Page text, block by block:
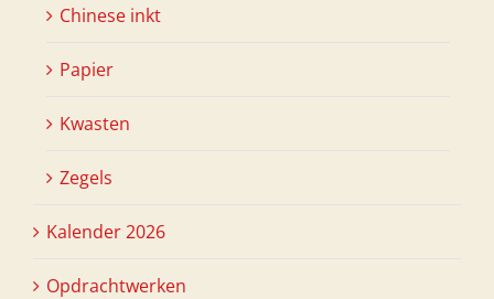
Chinese inkt
Papier
Kwasten
Zegels
Kalender 2026
Opdrachtwerken